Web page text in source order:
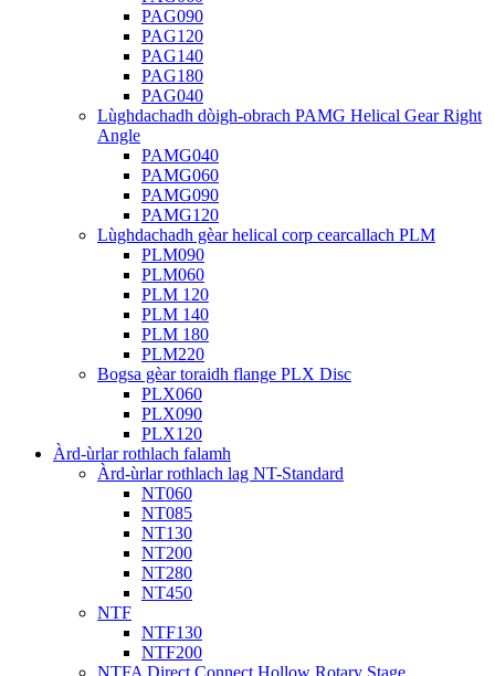
PAG090
PAG120
PAG140
PAG180
PAG040
Lùghdachadh dòigh-obrach PAMG Helical Gear Right
Angle
PAMG040
PAMG060
PAMG090
PAMG120
Lùghdachadh gèar helical corp cearcallach PLM
PLM090
PLM060
PLM 120
PLM 140
PLM 180
PLM220
Bogsa gèar toraidh flange PLX Disc
PLX060
PLX090
PLX120
Àrd-ùrlar rothlach falamh
Àrd-ùrlar rothlach lag NT-Standard
NT060
NT085
NT130
NT200
NT280
NT450
NTF
NTF130
NTF200
NTFA Direct Connect Hollow Rotary Stage